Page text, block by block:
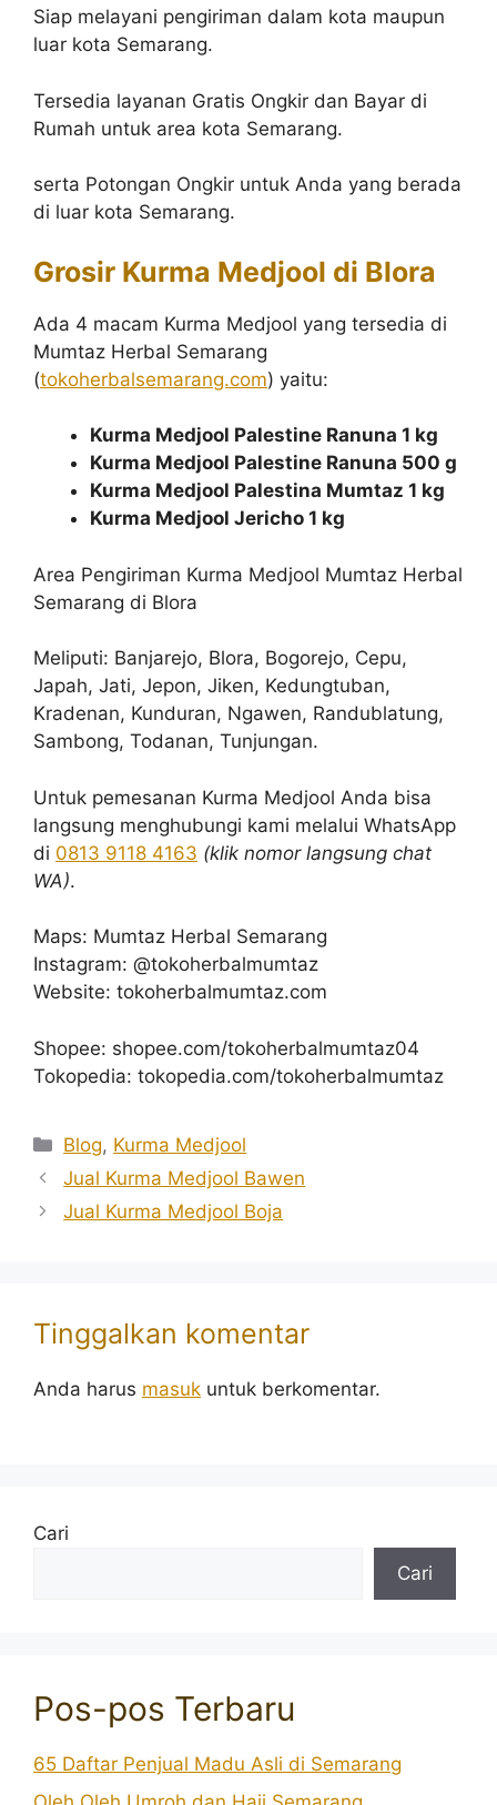
Siap melayani pengiriman dalam kota maupun
luar kota Semarang.
Tersedia layanan Gratis Ongkir dan Bayar di
Rumah untuk area kota Semarang.
serta Potongan Ongkir untuk Anda yang berada
di luar kota Semarang.
Grosir Kurma Medjool di Blora
Ada 4 macam Kurma Medjool yang tersedia di
Mumtaz Herbal Semarang
(tokoherbalsemarang.com) yaitu:
Kurma Medjool Palestine Ranuna 1 kg
Kurma Medjool Palestine Ranuna 500 g
Kurma Medjool Palestina Mumtaz 1 kg
Kurma Medjool Jericho 1 kg
Area Pengiriman Kurma Medjool Mumtaz Herbal
Semarang di Blora
Meliputi: Banjarejo, Blora, Bogorejo, Cepu,
Japah, Jati, Jepon, Jiken, Kedungtuban,
Kradenan, Kunduran, Ngawen, Randublatung,
Sambong, Todanan, Tunjungan.
Untuk pemesanan Kurma Medjool Anda bisa
langsung menghubungi kami melalui WhatsApp
di 0813 9118 4163 (klik nomor langsung chat
WA).
Maps: Mumtaz Herbal Semarang
Instagram: @tokoherbalmumtaz
Website: tokoherbalmumtaz.com
Shopee: shopee.com/tokoherbalmumtaz04
Tokopedia: tokopedia.com/tokoherbalmumtaz
Kategori
Blog, Kurma Medjool
Jual Kurma Medjool Bawen
Jual Kurma Medjool Boja
Tinggalkan komentar
Anda harus masuk untuk berkomentar.
Cari
Cari
Pos-pos Terbaru
65 Daftar Penjual Madu Asli di Semarang